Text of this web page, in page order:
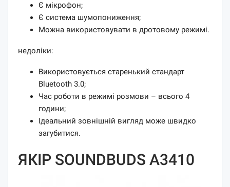
Є мікрофон;
Є система шумопониження;
Можна використовувати в дротовому режимі.
недоліки:
Використовується старенький стандарт
Bluetooth 3.0;
Час роботи в режимі розмови – всього 4
години;
Ідеальний зовнішній вигляд може швидко
загубитися.
ЯКІР SOUNDBUDS A3410